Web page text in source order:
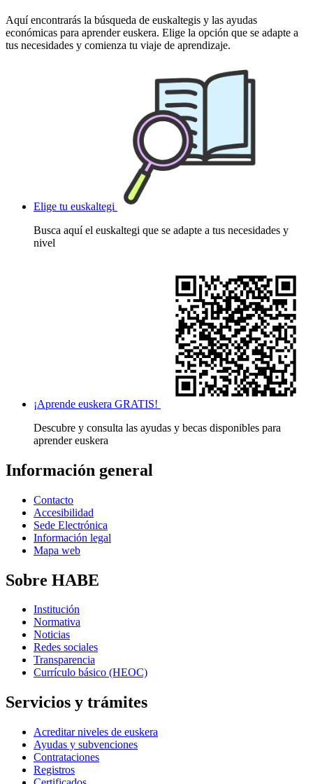
Aquí encontrarás la búsqueda de euskaltegis y las ayudas
económicas para aprender euskera. Elige la opción que se adapte a
tus necesidades y comienza tu viaje de aprendizaje.
Elige tu euskaltegi
Busca aquí el euskaltegi que se adapte a tus necesidades y
nivel
¡Aprende euskera GRATIS!
Descubre y consulta las ayudas y becas disponibles para
aprender euskera
Información general
Contacto
Accesibilidad
Sede Electrónica
Información legal
Mapa web
Sobre HABE
Institución
Normativa
Noticias
Redes sociales
Transparencia
Currículo básico (HEOC)
Servicios y trámites
Acreditar niveles de euskera
Ayudas y subvenciones
Contrataciones
Registros